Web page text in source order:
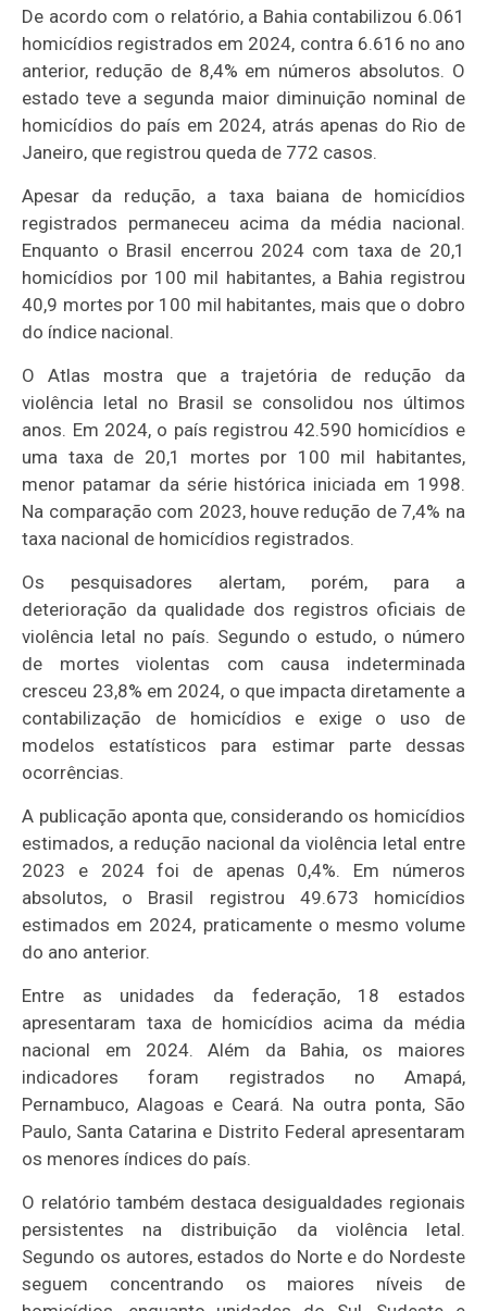
De acordo com o relatório, a Bahia contabilizou 6.061
homicídios registrados em 2024, contra 6.616 no ano
anterior, redução de 8,4% em números absolutos. O
estado teve a segunda maior diminuição nominal de
homicídios do país em 2024, atrás apenas do Rio de
Janeiro, que registrou queda de 772 casos.
Apesar da redução, a taxa baiana de homicídios
registrados permaneceu acima da média nacional.
Enquanto o Brasil encerrou 2024 com taxa de 20,1
homicídios por 100 mil habitantes, a Bahia registrou
40,9 mortes por 100 mil habitantes, mais que o dobro
do índice nacional.
O Atlas mostra que a trajetória de redução da
violência letal no Brasil se consolidou nos últimos
anos. Em 2024, o país registrou 42.590 homicídios e
uma taxa de 20,1 mortes por 100 mil habitantes,
menor patamar da série histórica iniciada em 1998.
Na comparação com 2023, houve redução de 7,4% na
taxa nacional de homicídios registrados.
Os pesquisadores alertam, porém, para a
deterioração da qualidade dos registros oficiais de
violência letal no país. Segundo o estudo, o número
de mortes violentas com causa indeterminada
cresceu 23,8% em 2024, o que impacta diretamente a
contabilização de homicídios e exige o uso de
modelos estatísticos para estimar parte dessas
ocorrências.
A publicação aponta que, considerando os homicídios
estimados, a redução nacional da violência letal entre
2023 e 2024 foi de apenas 0,4%. Em números
absolutos, o Brasil registrou 49.673 homicídios
estimados em 2024, praticamente o mesmo volume
do ano anterior.
Entre as unidades da federação, 18 estados
apresentaram taxa de homicídios acima da média
nacional em 2024. Além da Bahia, os maiores
indicadores foram registrados no Amapá,
Pernambuco, Alagoas e Ceará. Na outra ponta, São
Paulo, Santa Catarina e Distrito Federal apresentaram
os menores índices do país.
O relatório também destaca desigualdades regionais
persistentes na distribuição da violência letal.
Segundo os autores, estados do Norte e do Nordeste
seguem concentrando os maiores níveis de